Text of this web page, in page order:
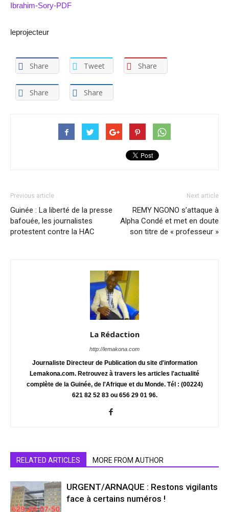
Ibrahim-Sory-PDF
leprojecteur
Share Tweet Share
Share Share
Previous article
Guinée : La liberté de la presse
bafouée, les journalistes
protestent contre la HAC
Next article
REMY NGONO s’attaque à
Alpha Condé et met en doute
son titre de « professeur »
La Rédaction
http://lemakona.com
Journaliste Directeur de Publication du site d'information
Lemakona.com. Retrouvez à travers les articles l'actualité
complète de la Guinée, de l'Afrique et du Monde. Tél : (00224)
621 82 52 83 ou 656 29 01 96.
RELATED ARTICLES MORE FROM AUTHOR
URGENT/ARNAQUE : Restons vigilants
face à certains numéros !